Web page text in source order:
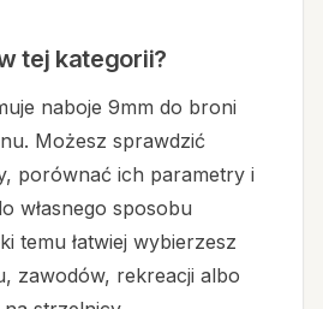
tej kategorii?
naboje 9mm do broni
Możesz sprawdzić
porównać ich parametry i
własnego sposobu
temu łatwiej wybierzesz
zawodów, rekreacji albo